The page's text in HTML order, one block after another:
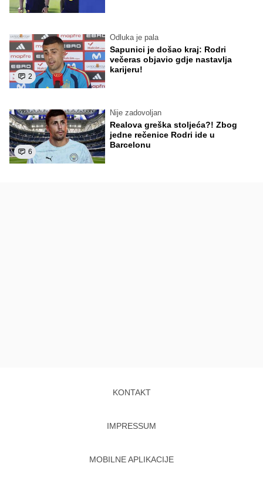
2
Odluka je pala
Sapunici je došao kraj: Rodri
večeras objavio gdje nastavlja
karijeru!
6
Nije zadovoljan
Realova greška stoljeća?! Zbog
jedne rečenice Rodri ide u
Barcelonu
KONTAKT
IMPRESSUM
MOBILNE APLIKACIJE